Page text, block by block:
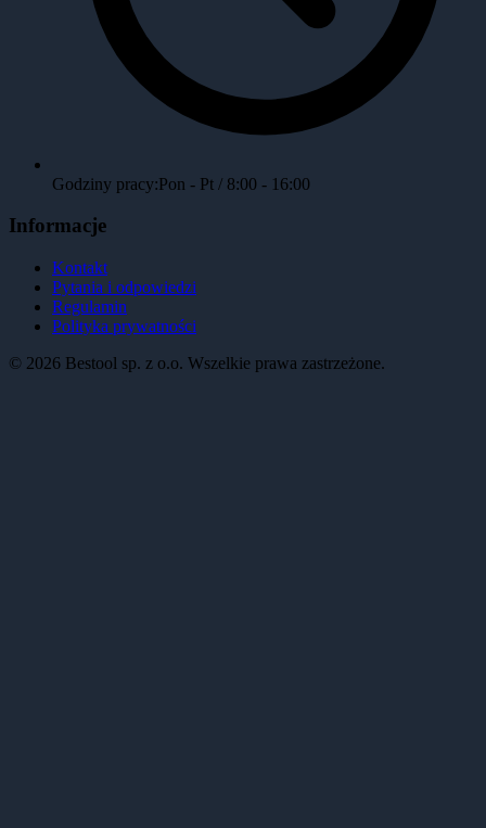
Godziny pracy:Pon - Pt / 8:00 - 16:00
Informacje
Kontakt
Pytania i odpowiedzi
Regulamin
Polityka prywatności
© 2026 Bestool sp. z o.o. Wszelkie prawa zastrzeżone.